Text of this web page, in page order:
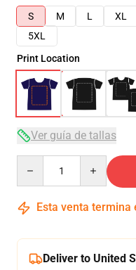
S
M L XL
5XL
Print Location
Ver guía de tallas
Esta venta termina
Deliver to United